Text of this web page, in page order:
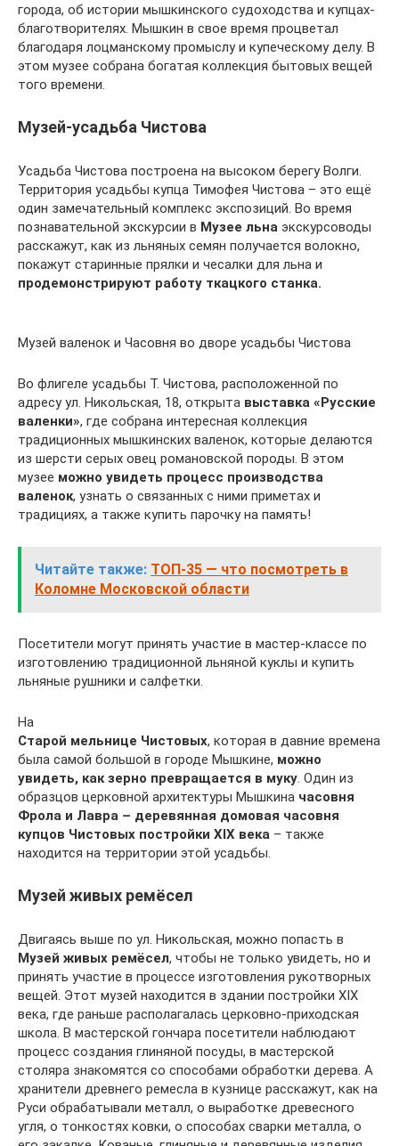
города, об истории мышкинского судоходства и купцах-
благотворителях. Мышкин в свое время процветал
благодаря лоцманскому промыслу и купеческому делу. В
этом музее собрана богатая коллекция бытовых вещей
того времени.
Музей-усадьба Чистова
Усадьба Чистова построена на высоком берегу Волги.
Территория усадьбы купца Тимофея Чистова – это ещё
один замечательный комплекс экспозиций. Во время
познавательной экскурсии в Музее льна экскурсоводы
расскажут, как из льняных семян получается волокно,
покажут старинные прялки и чесалки для льна и
продемонстрируют работу ткацкого станка.
Музей валенок и Часовня во дворе усадьбы Чистова
Во флигеле усадьбы Т. Чистова, расположенной по
адресу ул. Никольская, 18, открыта выставка «Русские
валенки», где собрана интересная коллекция
традиционных мышкинских валенок, которые делаются
из шерсти серых овец романовской породы. В этом
музее можно увидеть процесс производства
валенок, узнать о связанных с ними приметах и
традициях, а также купить парочку на память!
Читайте также: ТОП-35 — что посмотреть в
Коломне Московской области
Посетители могут принять участие в мастер-классе по
изготовлению традиционной льняной куклы и купить
льняные рушники и салфетки.
На
Старой мельнице Чистовых, которая в давние времена
была самой большой в городе Мышкине, можно
увидеть, как зерно превращается в муку. Один из
образцов церковной архитектуры Мышкина часовня
Фрола и Лавра – деревянная домовая часовня
купцов Чистовых постройки XIX века – также
находится на территории этой усадьбы.
Музей живых ремёсел
Двигаясь выше по ул. Никольская, можно попасть в
Музей живых ремёсел, чтобы не только увидеть, но и
принять участие в процессе изготовления рукотворных
вещей. Этот музей находится в здании постройки XIX
века, где раньше располагалась церковно-приходская
школа. В мастерской гончара посетители наблюдают
процесс создания глиняной посуды, в мастерской
столяра знакомятся со способами обработки дерева. А
хранители древнего ремесла в кузнице расскажут, как на
Руси обрабатывали металл, о выработке древесного
угля, о тонкостях ковки, о способах сварки металла, о